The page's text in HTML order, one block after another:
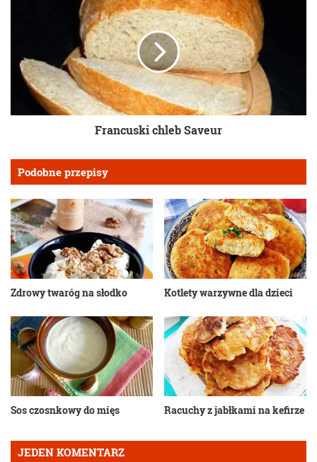
Francuski chleb Saveur
Podobne przepisy
Zdrowy twaróg na słodko Kotlety warzywne dla dzieci
Sos czosnkowy do mięs Racuchy z jabłkami na kefirze
JEDEN KOMENTARZ